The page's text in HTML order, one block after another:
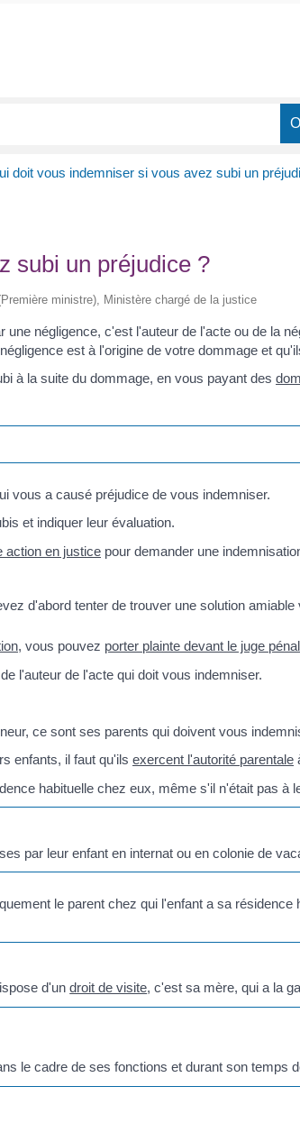
doit vous indemniser si vous avez subi un
subi un préjudice ?
ministre), Ministère chargé de la justice
négligence, c'est l'auteur de l'acte ou de la
est à l'origine de votre dommage et
à la suite du dommage, en vous payant des
vous a causé préjudice de vous indemniser.
et indiquer leur évaluation.
action en justice pour demander une
d'abord tenter de trouver une solution
, vous pouvez porter plainte devant le juge pénal
l'auteur de l'acte qui doit vous indemniser.
ce sont ses parents qui doivent vous
enfants, il faut qu'ils exercent l'autorité parentale
habituelle chez eux, même s'il n'était pas à
par leur enfant en internat ou en colonie de
le parent chez qui l'enfant a sa
d'undroit de visite, c'est sa mère, qui a la
le cadre de ses fonctions et durant son temps